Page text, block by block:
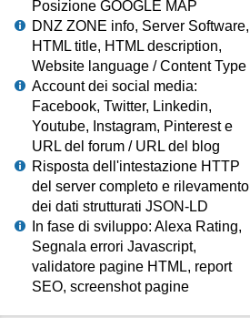
Posizione GOOGLE MAP
DNZ ZONE info, Server Software,
HTML title, HTML description,
Website language / Content Type
Account dei social media:
Facebook, Twitter, Linkedin,
Youtube, Instagram, Pinterest e
URL del forum / URL del blog
Risposta dell'intestazione HTTP
del server completo e rilevamento
dei dati strutturati JSON-LD
In fase di sviluppo: Alexa Rating,
Segnala errori Javascript,
validatore pagine HTML, report
SEO, screenshot pagine